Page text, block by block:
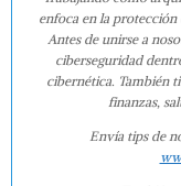
enfoca en la protección
Antes de unirse a
ciberseguridad
cibernética. También
finanzas,
Envía tips de